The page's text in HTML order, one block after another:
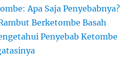
Apa Saja Penyebabnya?
Berketombe Basah
Penyebab Ketombe